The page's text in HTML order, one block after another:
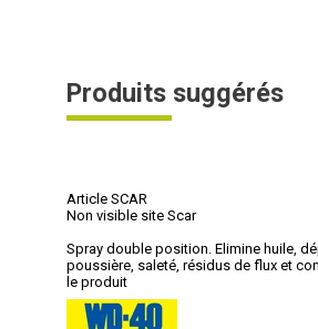
Produits suggérés
Article SCAR
Non visible site Scar
Spray double position. Elimine huile,
poussière, saleté, résidus de flux et
le produit